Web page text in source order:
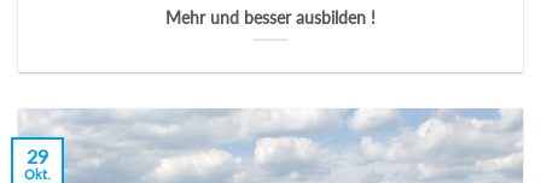
Mehr und besser ausbilden !
29
Okt.